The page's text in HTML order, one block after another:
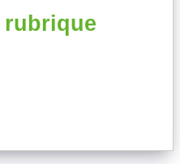
rubrique